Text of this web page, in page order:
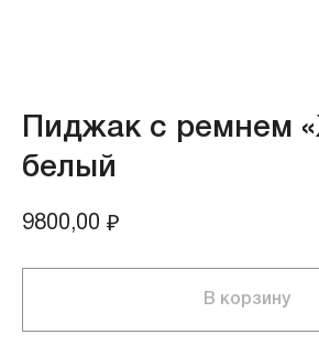
Пиджак c ремнем
белый
9800,00 ₽
В корзину